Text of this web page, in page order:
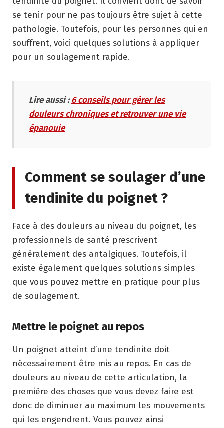
se tenir pour ne pas toujours être sujet à cette
pathologie. Toutefois, pour les personnes qui en
souffrent, voici quelques solutions à appliquer
pour un soulagement rapide.
Lire aussi :6 conseils pour gérer les
douleurs chroniques et retrouver une vie
épanouie
Comment se soulager d’une
tendinite du poignet ?
Face à des douleurs au niveau du poignet, les
professionnels de santé prescrivent
généralement des antalgiques. Toutefois, il
existe également quelques solutions simples
que vous pouvez mettre en pratique pour plus
de soulagement.
Mettre le poignet au repos
Un poignet atteint d’une tendinite doit
nécessairement être mis au repos. En cas de
douleurs au niveau de cette articulation, la
première des choses que vous devez faire est
donc de diminuer au maximum les mouvements
qui les engendrent. Vous pouvez ainsi